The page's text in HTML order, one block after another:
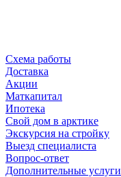
Схема работы
Доставка
Акции
Маткапитал
Ипотека
Свой дом в арктике
Экскурсия на стройку
Выезд специалиста
Вопрос-ответ
Дополнительные услуги